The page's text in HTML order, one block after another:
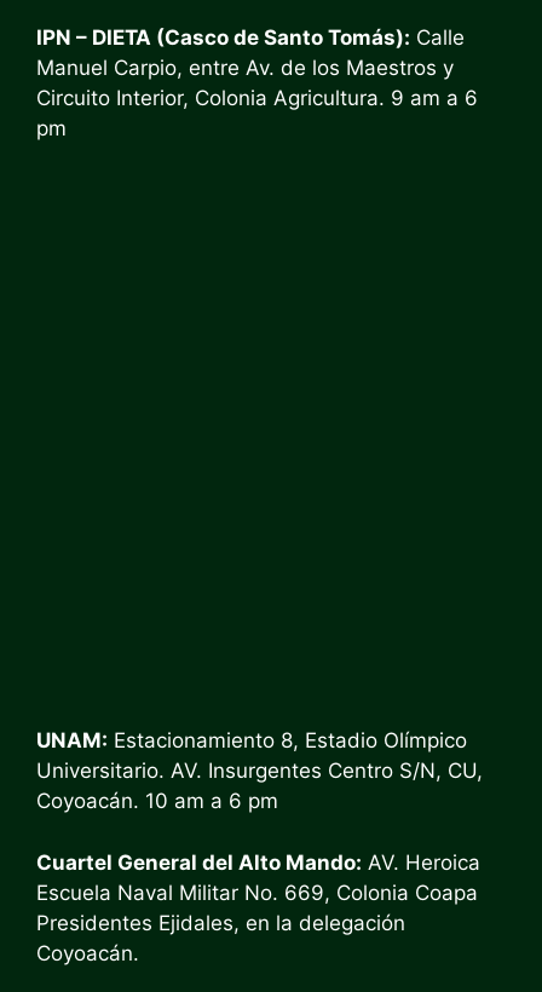
IPN – DIETA (Casco de Santo Tomás): Calle
Manuel Carpio, entre Av. de los Maestros y
Circuito Interior, Colonia Agricultura. 9 am a 6
pm
UNAM: Estacionamiento 8, Estadio Olímpico
Universitario. AV. Insurgentes Centro S/N, CU,
Coyoacán. 10 am a 6 pm
Cuartel General del Alto Mando: AV. Heroica
Escuela Naval Militar No. 669, Colonia Coapa
Presidentes Ejidales, en la delegación
Coyoacán.